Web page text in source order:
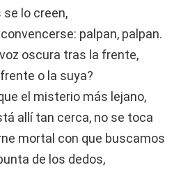
se lo creen,
palpan, palpan.
oscura tras la frente,
o la suya?
el misterio más lejano,
allí tan cerca, no se toca
mortal con que buscamos
de los dedos,